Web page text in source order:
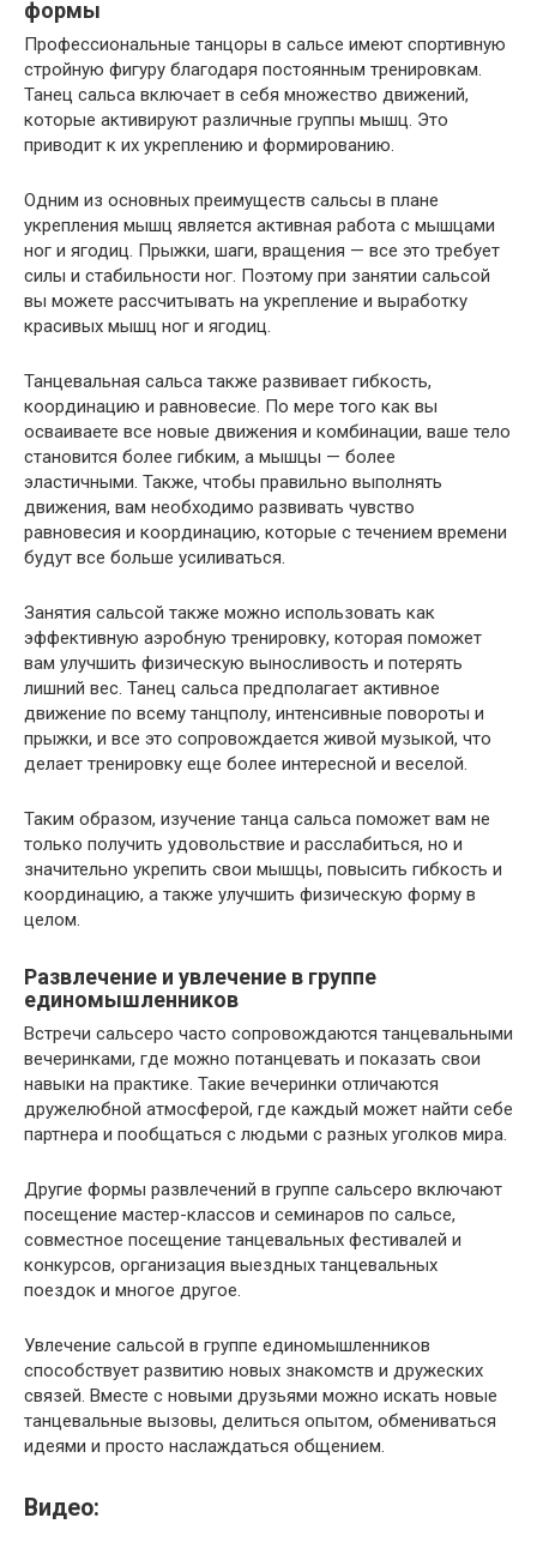
формы
Профессиональные танцоры в сальсе имеют спортивную
стройную фигуру благодаря постоянным тренировкам.
Танец сальса включает в себя множество движений,
которые активируют различные группы мышц. Это
приводит к их укреплению и формированию.
Одним из основных преимуществ сальсы в плане
укрепления мышц является активная работа с мышцами
ног и ягодиц. Прыжки, шаги, вращения — все это требует
силы и стабильности ног. Поэтому при занятии сальсой
вы можете рассчитывать на укрепление и выработку
красивых мышц ног и ягодиц.
Танцевальная сальса также развивает гибкость,
координацию и равновесие. По мере того как вы
осваиваете все новые движения и комбинации, ваше тело
становится более гибким, а мышцы — более
эластичными. Также, чтобы правильно выполнять
движения, вам необходимо развивать чувство
равновесия и координацию, которые с течением времени
будут все больше усиливаться.
Занятия сальсой также можно использовать как
эффективную аэробную тренировку, которая поможет
вам улучшить физическую выносливость и потерять
лишний вес. Танец сальса предполагает активное
движение по всему танцполу, интенсивные повороты и
прыжки, и все это сопровождается живой музыкой, что
делает тренировку еще более интересной и веселой.
Таким образом, изучение танца сальса поможет вам не
только получить удовольствие и расслабиться, но и
значительно укрепить свои мышцы, повысить гибкость и
координацию, а также улучшить физическую форму в
целом.
Развлечение и увлечение в группе
единомышленников
Встречи сальсеро часто сопровождаются танцевальными
вечеринками, где можно потанцевать и показать свои
навыки на практике. Такие вечеринки отличаются
дружелюбной атмосферой, где каждый может найти себе
партнера и пообщаться с людьми с разных уголков мира.
Другие формы развлечений в группе сальсеро включают
посещение мастер-классов и семинаров по сальсе,
совместное посещение танцевальных фестивалей и
конкурсов, организация выездных танцевальных
поездок и многое другое.
Увлечение сальсой в группе единомышленников
способствует развитию новых знакомств и дружеских
связей. Вместе с новыми друзьями можно искать новые
танцевальные вызовы, делиться опытом, обмениваться
идеями и просто наслаждаться общением.
Видео: